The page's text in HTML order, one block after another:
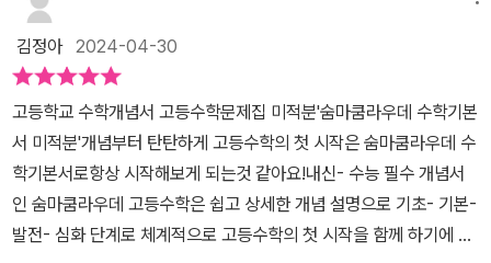
테스트 페이지가 링크되어 있습니다.대단원이 마무리되면 3단계 심
화 학습을 할 수 있도록 이어집니다.수학적 사고 확장을 위한 교과서
심화 학습이라고 볼 수 있습니다.수학에 관심이 많고, 혹은 수리논술
에 의지가 있거나, 대학을 수학 과학 관련 학과를 지망하는 학생들에
게 특히 도움이 많이 될 것으로 보입니다.수학 원리학습은 물론 입시
에도 도움이 될 수 있는 내용들로 구성되어 있는 값진 자료들이라고
생각합니다.이 부분까지 읽어보면서 체득한다면 분명 수학 실력이 보
다 향상되어 있을 것이라 확신합니다.--------튼튼한 개념! 흔들리지
할 수 있답니다.​ ​Advanced Lecture와 MA
TH for ESSAY는사고를 확장시킬 수 있는 부분이예요. 본문보다 더
욱 심화된 내용과 앞으로 학습할 상위 단계와 연계된 내용이제시되어
있어서 수학 실력을 향상시킬 수 있어요.게다가 수리 논술, 구술에 관
련된 내용까지 학습 가능하지요.​ ​해설서인데
요~ 쉽고 자세하게 설명이 되어 있어서혼자 학습하기 좋아요.가장 적
절하고 쉬운 풀이 방법이 제시되어 있답니다. ​
제시하여 개념에 대한 이해를 더 정확히 할 수 있도록 해줍니다.다양
한 접근 방법이나 추가 설명을 통해 개념을 확실하게 이해하고 넘어
가도록 해주며,EXAMPLE에서 익힌 방법을 적용하거나 응용하면
서 APPLICATION을 통해 개념을 탄탄하게 다질 수 있도록 해줍니
다. 중간중간 개념학습 후 확인 문제를 푸는 코너가 있는데,개념 정리
를 제대로 한 후 본격적인 수학 단원별 유형 문제를 풀어볼 수 있게 해
줍니다.<기본예제>와 <발전예제>로 구분해 풀이 GUIDE와 함께 그
해법을 보여주고, 같은 유형의 <유제> 문제를 제시하여 해당 유형을
추천하고 싶은 수학 교재에요. ​​​글이 숫자보다 훨씬 많은 수학 교재,
'숨마쿰라우데 수학 기본서'에요. ​미적분은 문이과중 이과에서 선택과
목으로 학습하는 건데저희 아이들 학교에서는 2학년 때는 기하, 3학
년 때 미적분을 필수 선택해야 해서고3 올라가는 이번 겨울 방학 때
학습을 하게 되었습니다. ​숨마쿰라우데의 수학 기본서는 '기하'는 없
고,미적분과 확률과 통계가 있어요. ​저희 아이들 학교에서는 3학년에
선택은 미적분확률과 통계는 필수과목이라 '확통'도 숨마쿰라우데로
학습하고 있답니다. ​​​'수열의 수렴과 발산'이에요.초록색 칸에 있는 개
김정아2024-04-30
고등학교 수학개념서 고등수학문제집 미적분'숨마쿰라우데 수학기본
서 미적분'​개념부터 탄탄하게 고등수학의 첫 시작은 숨마쿰라우데 수
학기본서로항상 시작해보게 되는것 같아요!내신- 수능 필수 개념서
인 숨마쿰라우데 고등수학은 쉽고 상세한 개념 설명으로 기초- 기본-
발전- 심화 단계로 체계적으로 고등수학의 첫 시작을 함께 하기에 딱